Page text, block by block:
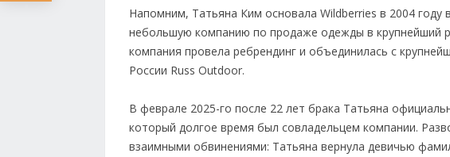
Напомним, Татьяна Ким основала Wildberries в 2004 году
небольшую компанию по продаже одежды в крупнейший
компания провела ребрендинг и объединилась с
России Russ Outdoor.
В феврале 2025-го после 22 лет брака Татьяна
который долгое время был совладельцем компании.
взаимными обвинениями: Татьяна вернула девичью